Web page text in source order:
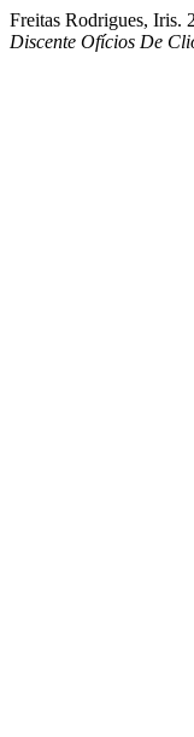
Freitas Rodrigues, Iris.
Discente Ofícios De